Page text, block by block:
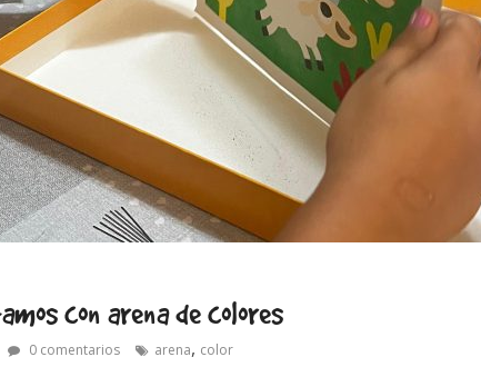
con arena de colores
0 comentarios arena, color